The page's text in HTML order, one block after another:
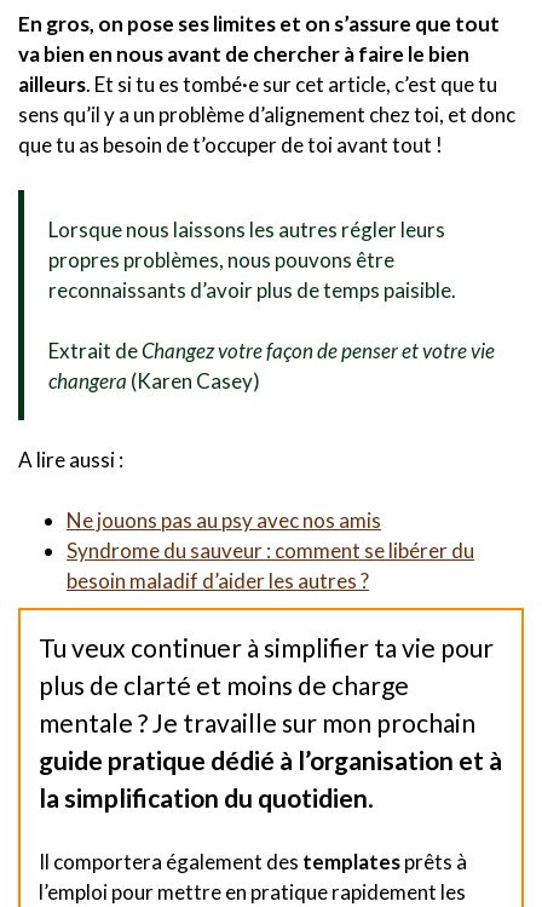
En gros, on pose ses limites et on s’assure que tout
va bien en nous avant de chercher à faire le bien
ailleurs. Et si tu es tombé·e sur cet article, c’est que tu
sens qu’il y a un problème d’alignement chez toi, et donc
que tu as besoin de t’occuper de toi avant tout !
Lorsque nous laissons les autres régler leurs
propres problèmes, nous pouvons être
reconnaissants d’avoir plus de temps paisible.
Extrait deChangez votre façon de penser et votre vie
changera (Karen Casey)
A lire aussi :
Ne jouons pas au psy avec nos amis
Syndrome du sauveur : comment se libérer du
besoin maladif d’aider les autres ?
Tu veux continuer à simplifier ta vie pour
plus de clarté et moins de charge
mentale ? Je travaille sur mon prochain
guide pratique dédié à l’organisation et à
la simplification du quotidien.
Il comportera également des templatesprêts à
l’emploi pour mettre en pratique rapidement les